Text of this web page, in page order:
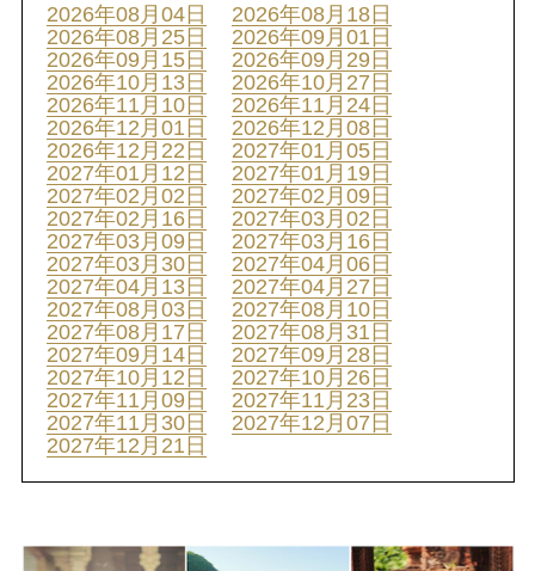
2026年08月04日
2026年08月18日
2026年08月25日
2026年09月01日
2026年09月15日
2026年09月29日
2026年10月13日
2026年10月27日
2026年11月10日
2026年11月24日
2026年12月01日
2026年12月08日
2026年12月22日
2027年01月05日
2027年01月12日
2027年01月19日
2027年02月02日
2027年02月09日
2027年02月16日
2027年03月02日
2027年03月09日
2027年03月16日
2027年03月30日
2027年04月06日
2027年04月13日
2027年04月27日
2027年08月03日
2027年08月10日
2027年08月17日
2027年08月31日
2027年09月14日
2027年09月28日
2027年10月12日
2027年10月26日
2027年11月09日
2027年11月23日
2027年11月30日
2027年12月07日
2027年12月21日